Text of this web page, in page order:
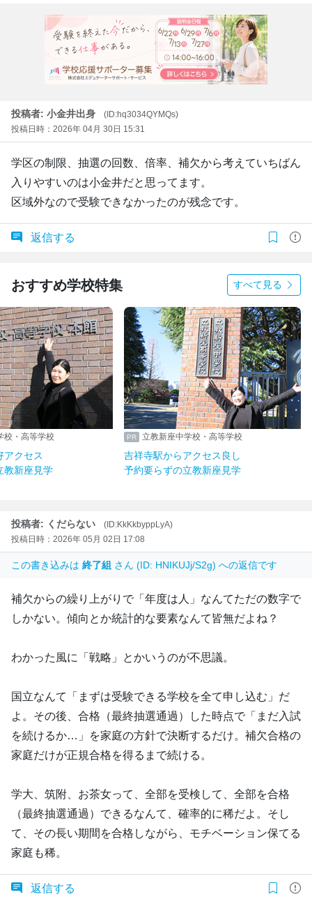
投稿者: 小金井出身
(ID:hq3034QYMQs)
投稿日時：2026年 04月 30日 15:31
学区の制限、抽選の回数、倍率、補欠から考えていちばん
入りやすいのは小金井だと思ってます。
区域外なので受験できなかったのが残念です。
返信する
おすすめ学校特集 すべて見る
立教新座中学校・高等学校
豊洲駅からも好アクセス
予約要らずの立教新座見学
立教新座中学校・高等学
吉祥寺駅からアクセス良
予約要らずの立教新座見
投稿者: くだらない
(ID:KkKkbyppLyA)
投稿日時：2026年 05月 02日 17:08
この書き込みは 終了組 さん (ID: HNIKUJj/S2g) への返信です
補欠からの繰り上がりで「︎年度は︎人」なんてただの数字で
しかない。傾向とか統計的な要素なんて皆無だよね？
わかった風に「戦略」とかいうのが不思議。
国立なんて「まずは受験できる学校を全て申し込む」だ
よ。その後、合格（最終抽選通過）した時点で「まだ入試
を続けるか…」を家庭の方針で決断するだけ。補欠合格の
家庭だけが正規合格を得るまで続ける。
学大、筑附、お茶女って、全部を受検して、全部を合格
（最終抽選通過）できるなんて、確率的に稀だよ。そし
て、その長い期間を合格しながら、モチベーション保てる
家庭も稀。
返信する